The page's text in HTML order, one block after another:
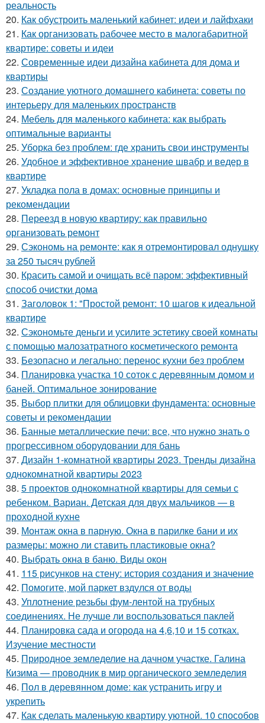
реальность
20. Как обустроить маленький кабинет: идеи и лайфхаки
21. Как организовать рабочее место в малогабаритной
квартире: советы и идеи
22. Современные идеи дизайна кабинета для дома и
квартиры
23. Создание уютного домашнего кабинета: советы по
интерьеру для маленьких пространств
24. Мебель для маленького кабинета: как выбрать
оптимальные варианты
25. Уборка без проблем: где хранить свои инструменты
26. Удобное и эффективное хранение швабр и ведер в
квартире
27. Укладка пола в домах: основные принципы и
рекомендации
28. Переезд в новую квартиру: как правильно
организовать ремонт
29. Сэкономь на ремонте: как я отремонтировал однушку
за 250 тысяч рублей
30. Красить самой и очищать всё паром: эффективный
способ очистки дома
31. Заголовок 1: "Простой ремонт: 10 шагов к идеальной
квартире
32. Сэкономьте деньги и усилите эстетику своей комнаты
с помощью малозатратного косметического ремонта
33. Безопасно и легально: перенос кухни без проблем
34. Планировка участка 10 соток с деревянным домом и
баней. Оптимальное зонирование
35. Выбор плитки для облицовки фундамента: основные
советы и рекомендации
36. Банные металлические печи: все, что нужно знать о
прогрессивном оборудовании для бань
37. Дизайн 1-комнатной квартиры 2023. Тренды дизайна
однокомнатной квартиры 2023
38. 5 проектов однокомнатной квартиры для семьи с
ребенком. Вариан. Детская для двух мальчиков — в
проходной кухне
39. Монтаж окна в парную. Окна в парилке бани и их
размеры: можно ли ставить пластиковые окна?
40. Выбрать окна в баню. Виды окон
41. 115 рисунков на стену: история создания и значение
42. Помогите, мой паркет вздулся от воды
43. Уплотнение резьбы фум-лентой на трубных
соединениях. Не лучше ли воспользоваться паклей
44. Планировка сада и огорода на 4,6,10 и 15 сотках.
Изучение местности
45. Природное земледелие на дачном участке. Галина
Кизима — проводник в мир органического земледелия
46. Пол в деревянном доме: как устранить игру и
укрепить
47. Как сделать маленькую квартиру уютной. 10 способов